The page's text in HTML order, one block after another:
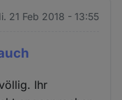
21 Feb 2018 - 13:55
Ihr